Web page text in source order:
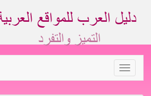
Toggle
navigation